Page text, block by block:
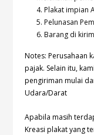
4. Plakat impian
5. Pelunasan
6. Barang di
Notes: Perusahaan
pajak. Selain itu,
pengiriman mulai
Udara/Darat
Apabila masih
Kreasi plakat yang